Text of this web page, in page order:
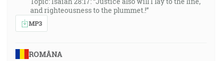
and righteousness to the plummet.!”
MP3
ROMÂNA